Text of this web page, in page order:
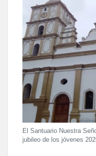
El Santuario Nuestra
jubileo de los jóvenes